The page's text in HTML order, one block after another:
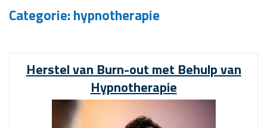
Categorie:hypnotherapie
Herstel van Burn-out met Behulp van
Hypnotherapie